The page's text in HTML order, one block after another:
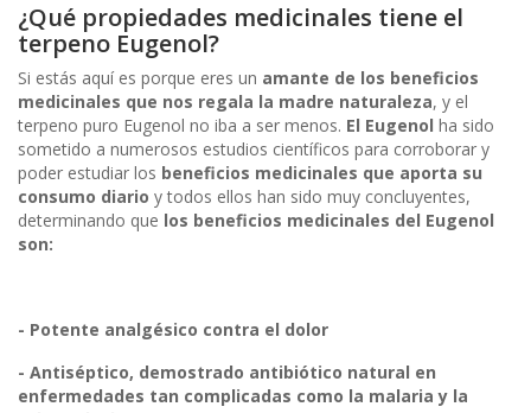
¿Qué propiedades medicinales tiene el
terpeno Eugenol?
Si estás aquí es porque eres un amante de los beneficios
medicinales que nos regala la madre naturaleza, y el
terpeno puro Eugenol no iba a ser menos. El Eugenol ha sido
sometido a numerosos estudios científicos para corroborar y
poder estudiar los beneficios medicinales que aporta su
consumo diario y todos ellos han sido muy concluyentes,
determinando que los beneficios medicinales del Eugenol
son:
- Potente analgésico contra el dolor
- Antiséptico, demostrado antibiótico natural en
enfermedades tan complicadas como la malaria y la